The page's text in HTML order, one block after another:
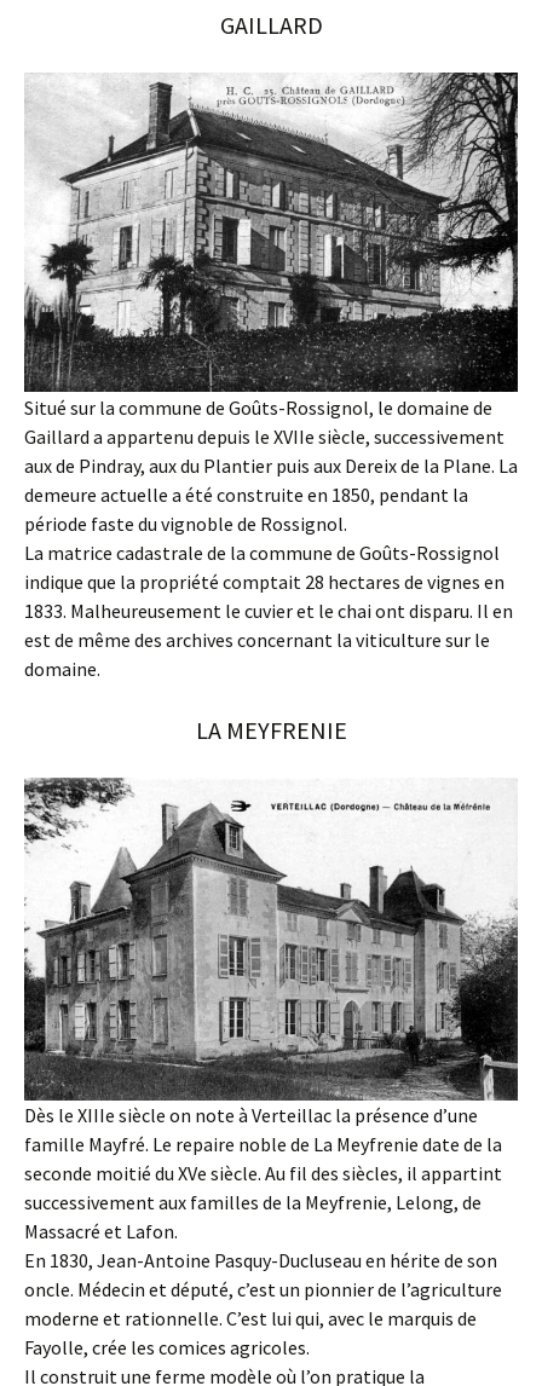
GAILLARD
Situé sur la commune de Goûts-Rossignol, le domaine de
Gaillard a appartenu depuis le XVIIe siècle, successivement
aux de Pindray, aux du Plantier puis aux Dereix de la Plane. La
demeure actuelle a été construite en 1850, pendant la
période faste du vignoble de Rossignol.
La matrice cadastrale de la commune de Goûts-Rossignol
indique que la propriété comptait 28 hectares de vignes en
1833. Malheureusement le cuvier et le chai ont disparu. Il en
est de même des archives concernant la viticulture sur le
domaine.
LA MEYFRENIE
Dès le XIIIe siècle on note à Verteillac la présence d’une
famille Mayfré. Le repaire noble de La Meyfrenie date de la
seconde moitié du XVe siècle. Au fil des siècles, il appartint
successivement aux familles de la Meyfrenie, Lelong, de
Massacré et Lafon.
En 1830, Jean-Antoine Pasquy-Ducluseau en hérite de son
oncle. Médecin et député, c’est un pionnier de l’agriculture
moderne et rationnelle. C’est lui qui, avec le marquis de
Fayolle, crée les comices agricoles.
Il construit une ferme modèle où l’on pratique la